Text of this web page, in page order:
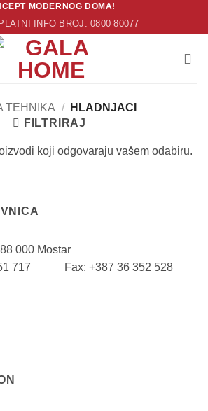
MODERNOG DOMA!
INFO BROJ: 0800 80077
TEHNIKA /
HLADNJACI
FILTRIRAJ
koji odgovaraju vašem odabiru.
000 Mostar
717 Fax: +387 36 352 528